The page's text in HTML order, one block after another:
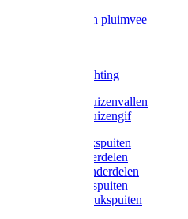
Voerbakken pluimvee
LED verlichting
Ratten / Muizenvallen
Ratten / Muizengif
Gloria drukspuiten
Gloria onderdelen
Gardena onderdelen
Dario drukspuiten
Gardena drukspuiten